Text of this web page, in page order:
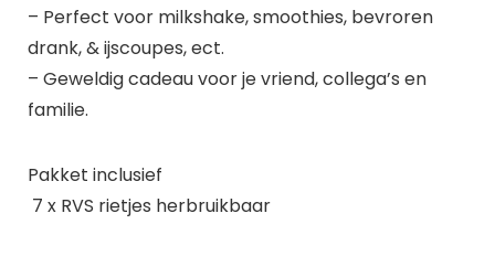
– Perfect voor milkshake, smoothies, bevroren
drank, & ijscoupes, ect.
– Geweldig cadeau voor je vriend, collega’s en
familie.
Pakket inclusief
7 x RVS rietjes herbruikbaar